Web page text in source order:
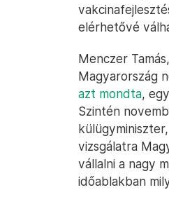
elérhetővé
Menczer
Magyarország
azt mondta,
Szintén
vizsgálatra
vállalni a nagy
időablakban